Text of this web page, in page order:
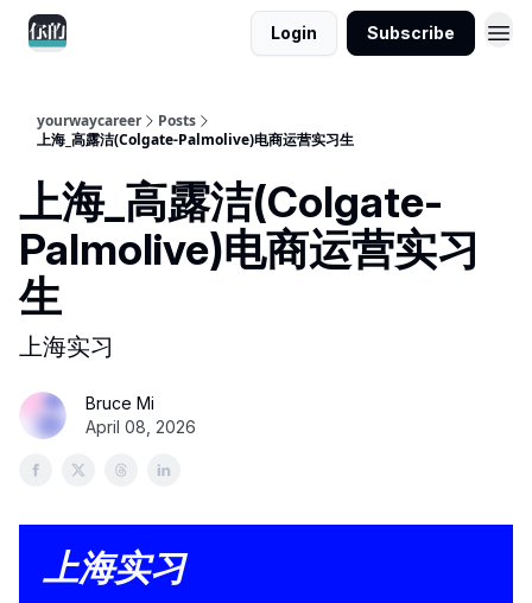
Login Subscribe
yourwaycareer
Posts
上海_高露洁(Colgate-Palmolive)电商运营实习生
上海_高露洁(Colgate-
Palmolive)电商运营实习
生
上海实习
Bruce Mi
April 08, 2026
上海实习